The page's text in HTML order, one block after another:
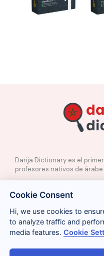
Darija Dictionary es el
profesores nativos de
✉️ Contacto
📲Redes Sociales
🤝🏼Proponer palabras
Legal Cookies
Cookie Consent
Hi, we use cookies to
to analyze traffic and
media features.Cookie